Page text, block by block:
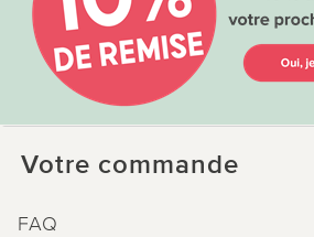
Votre commande
FAQ